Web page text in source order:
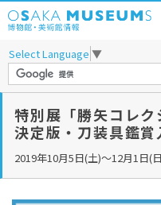
Select Language ▼
特別展「勝矢コレ
決定版・刀装具鑑賞
2019年10月5日(土)～12月1日(